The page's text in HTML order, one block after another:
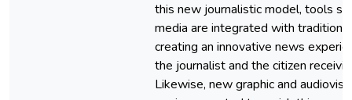
this new journalistic model, tools
media are integrated with
creating an innovative news
the journalist and the citizen
Likewise, new graphic and